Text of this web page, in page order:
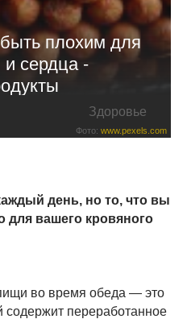
плохим для
сердца -
Здоровье
Фото: www.pexels.com
день, но то, что вы
для вашего кровяного
во время обеда — это
содержит переработанное